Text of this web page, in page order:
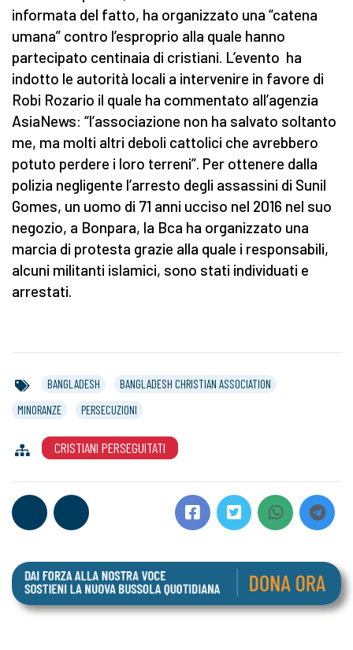
informata del fatto, ha organizzato una “catena
umana” contro l’esproprio alla quale hanno
partecipato centinaia di cristiani. L’evento ha
indotto le autorità locali a intervenire in favore di
Robi Rozario il quale ha commentato all’agenzia
AsiaNews: “l’associazione non ha salvato soltanto
me, ma molti altri deboli cattolici che avrebbero
potuto perdere i loro terreni”. Per ottenere dalla
polizia negligente l’arresto degli assassini di Sunil
Gomes, un uomo di 71 anni ucciso nel 2016 nel suo
negozio, a Bonpara, la Bca ha organizzato una
marcia di protesta grazie alla quale i responsabili,
alcuni militanti islamici, sono stati individuati e
arrestati.
BANGLADESH
BANGLADESH CHRISTIAN ASSOCIATION
MINORANZE
PERSECUZIONI
CRISTIANI PERSEGUITATI